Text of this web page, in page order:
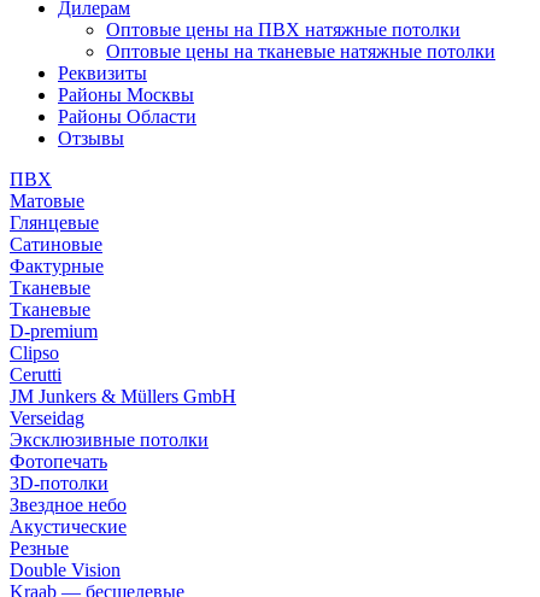
Дилерам
Оптовые цены на ПВХ натяжные потолки
Оптовые цены на тканевые натяжные потолки
Реквизиты
Районы Москвы
Районы Области
Отзывы
ПВХ
Матовые
Глянцевые
Сатиновые
Фактурные
Тканевые
Тканевые
D-premium
Clipso
Cerutti
JM Junkers & Müllers GmbH
Verseidag
Эксклюзивные потолки
Фотопечать
3D-потолки
Звездное небо
Акустические
Резные
Double Vision
Kraab — бесщелевые